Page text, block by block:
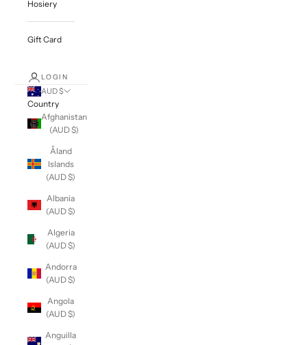
Hosiery
Gift Card
LOGIN
AUD $
Country
Afghanistan
(AUD $)
Åland
Islands
(AUD $)
Albania
(AUD $)
Algeria
(AUD $)
Andorra
(AUD $)
Angola
(AUD $)
Anguilla